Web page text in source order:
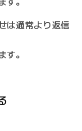
は通常より返信
。